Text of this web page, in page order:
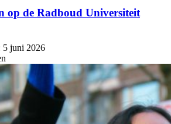
op de Radboud Universiteit
5 juni 2026